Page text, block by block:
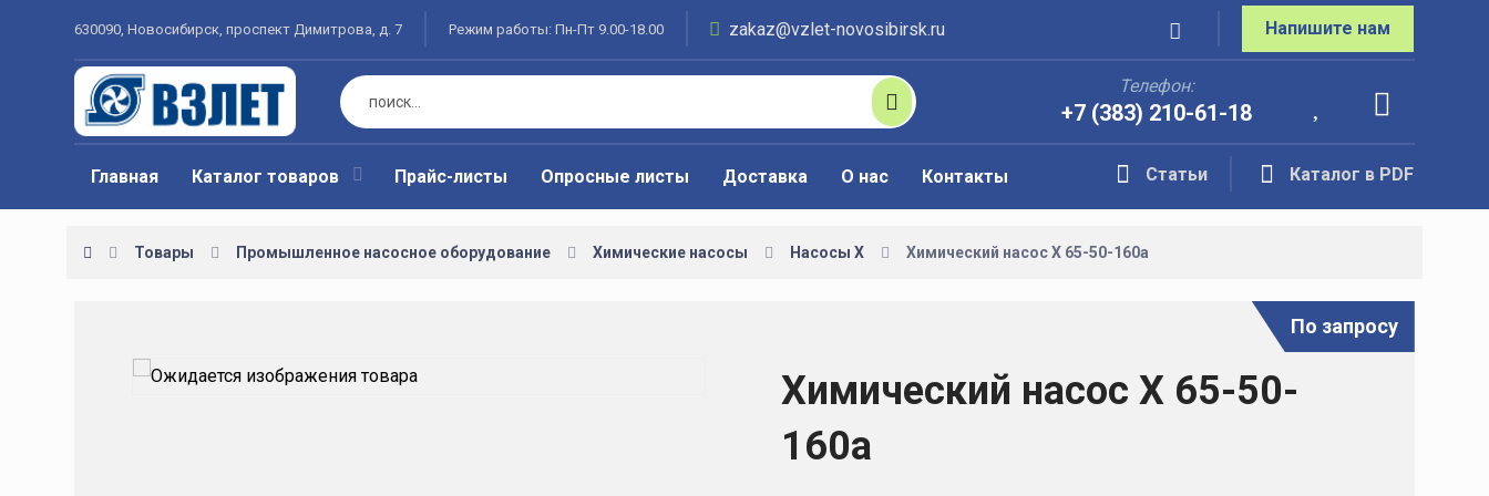
630090, Новосибирск, проспект Димитрова, д. 7 Режим работы: Пн-Пт 9.00-18.00 zakaz@vzlet-novosibirsk.ru Напишите нам
Телефон:
+7 (383) 210-61-18
Главная Каталог товаров Прайс-листы Опросные листы Доставка О нас Контакты Каталог в PDF
Статьи
Товары Промышленное насосное оборудование Химические насосы Насосы Х Химический насос Х 65-50-160а
Химический насос Х 65-50-
160а
По запросу